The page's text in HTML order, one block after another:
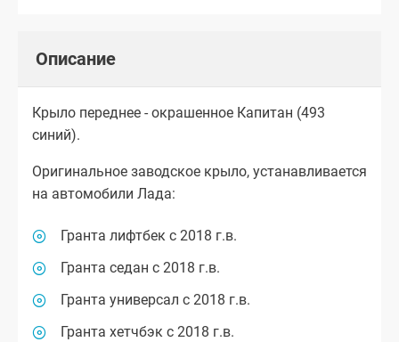
Описание
Крыло переднее - окрашенное Капитан (493
синий).
Оригинальное заводское крыло, устанавливается
на автомобили Лада:
Гранта лифтбек с 2018 г.в.
Гранта седан с 2018 г.в.
Гранта универсал с 2018 г.в.
Гранта хетчбэк с 2018 г.в.